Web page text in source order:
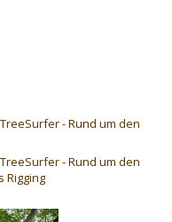
- Rund um den
- Rund um den
Rigging